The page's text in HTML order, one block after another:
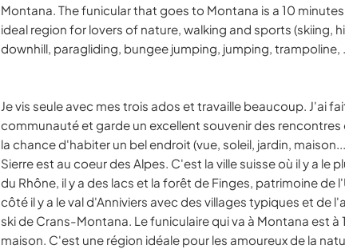
Montana. The funicular that goes to Montana is a 10
ideal region for lovers of nature, walking and sports (skiing,
downhill, paragliding, bungee jumping, jumping, trampoline,
Je vis seule avec mes trois ados et travaille beaucoup. J'ai
communauté et garde un excellent souvenir des rencontres
la chance d'habiter un bel endroit (vue, soleil, jardin,
Sierre est au coeur des Alpes. C'est la ville suisse où il y a le
du Rhône, il y a des lacs et la forêt de Finges, patrimoine de
côté il y a le val d'Anniviers avec des villages typiques et de
ski de Crans-Montana. Le funiculaire qui va à Montana est à
maison. C'est une région idéale pour les amoureux de la